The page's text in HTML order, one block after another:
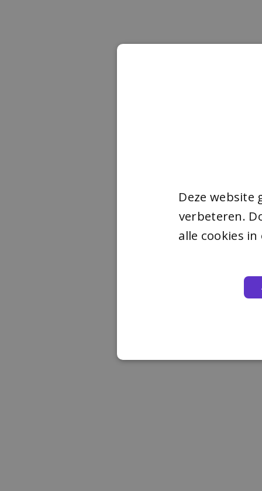
Deze
verbeteren.
alle cookies